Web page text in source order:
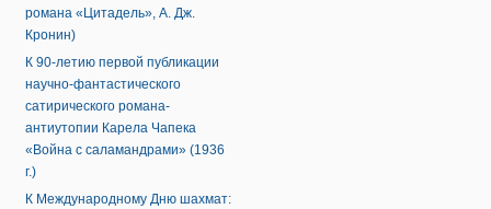
романа «Цитадель», А. Дж.
Кронин)
К 90-летию первой публикации
научно-фантастического
сатирического романа-
антиутопии Карела Чапека
«Война с саламандрами» (1936
г.)
К Международному Дню шахмат: